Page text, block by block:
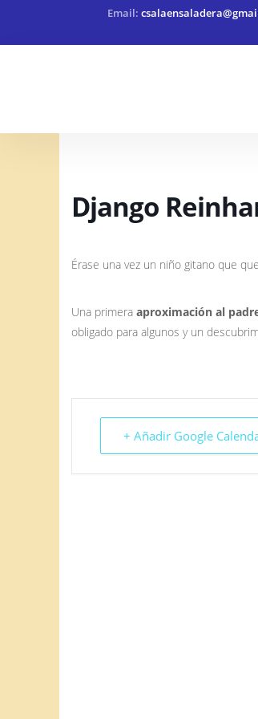
Email:
Django
Érase una vez un niño gitano que
Una primera aproximación al
obligado para algunos y un
+ Añadir Google